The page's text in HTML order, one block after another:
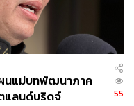
นแม่บทพัฒนาภาค
แลนด์บริดจ์
55